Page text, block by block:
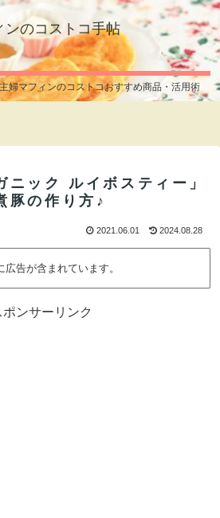
ンのコストコ手帖
婦マフィンのコストコおすすめ商品・活用術
ニック ルイボスティー」
豚の作り方♪
2021.06.01 2024.08.28
広告が含まれています。
ポンサーリンク